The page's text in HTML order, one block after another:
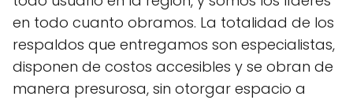
en todo cuanto obramos. La totalidad de los
respaldos que entregamos son especialistas,
disponen de costos accesibles y se obran de
manera presurosa, sin otorgar espacio a